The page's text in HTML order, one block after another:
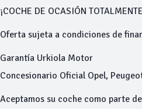
¡COCHE DE OCASIÓN
Oferta sujeta a condiciones de
Garantía Urkiola Motor
Concesionario Oficial Opel,
Aceptamos su coche como parte